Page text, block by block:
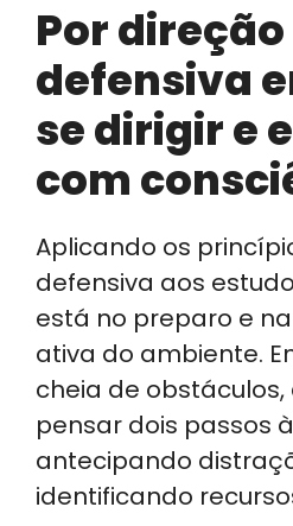
Por direção
defensiva
se dirigir e
com
Aplicando os
defensiva aos
está no preparo e
ativa do ambiente.
cheia de
pensar dois passos
antecipando
identificando